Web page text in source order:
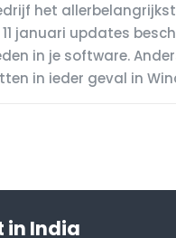
het
updates
in je software.
ieder geval in
in India